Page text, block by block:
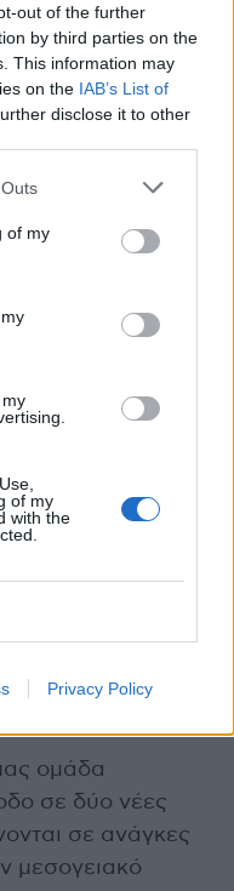
out of the further
by third parties on the
This information may
on the IAB’s List of
disclose it to other
of my
of my
with the
Privacy Policy
ανθρώπων. Αυτές
στη σημερινή
μίας
αυτό μου
να
επιστημονική
που τολμά να
ανοίγει τον δρόμο
Τι να
μόλις ξεκινά.
ομάδα
σε δύο νέες
σε ανάγκες
μεσογειακό